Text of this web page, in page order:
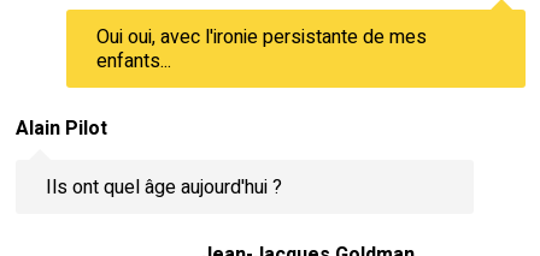
Oui oui, avec l'ironie persistante de mes
enfants...
Alain Pilot
Ils ont quel âge aujourd'hui ?